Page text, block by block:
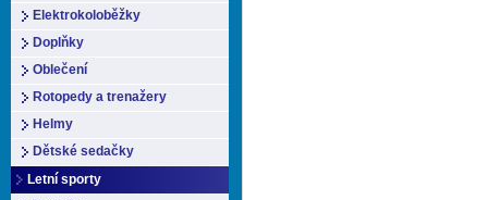
Elektrokoloběžky
Doplňky
Oblečení
Rotopedy a trenažery
Helmy
Dětské sedačky
Letní sporty